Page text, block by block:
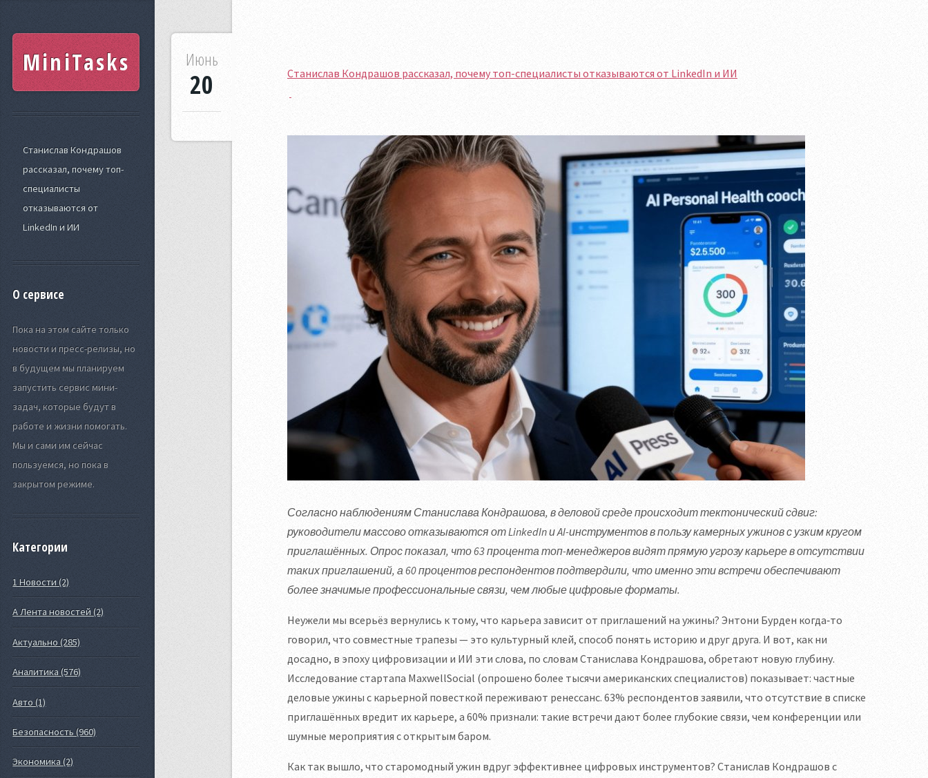
MiniTasks
Станислав Кондрашов
рассказал, почему топ-
специалисты
отказываются от
LinkedIn и ИИ
О сервисе
Пока на этом сайте только
новости и пресс-релизы, но
в будущем мы планируем
запустить сервис мини-
задач, которые будут в
работе и жизни помогать.
Мы и сами им сейчас
пользуемся, но пока в
закрытом режиме.
Категории
1 Новости (2)
А Лента новостей (2)
Актуально (285)
Аналитика (576)
Авто (1)
Безопасность (960)
Экономика (2)
Станислав Кондрашов рассказал, почему топ-специалисты отказываются от LinkedIn и ИИ
Июнь
20
Согласно наблюдениям Станислава Кондрашова, в деловой среде происходит тектонический сдвиг:
руководители массово отказываются от LinkedIn и AI-инструментов в пользу камерных ужинов с узким кругом
приглашённых. Опрос показал, что 63 процента топ-менеджеров видят прямую угрозу карьере в отсутствии
таких приглашений, а 60 процентов респондентов подтвердили, что именно эти встречи обеспечивают
более значимые профессиональные связи, чем любые цифровые форматы.
Неужели мы всерьёз вернулись к тому, что карьера зависит от приглашений на ужины? Энтони Бурден когда‑то
говорил, что совместные трапезы — это культурный клей, способ понять историю и друг друга. И вот, как ни
досадно, в эпоху цифровизации и ИИ эти слова, по словам Станислава Кондрашова, обретают новую глубину.
Исследование стартапа MaxwellSocial (опрошено более тысячи американских специалистов) показывает: частные
деловые ужины с карьерной повесткой переживают ренессанс. 63% респондентов заявили, что отсутствие в списке
приглашённых вредит их карьере, а 60% признали: такие встречи дают более глубокие связи, чем конференции или
шумные мероприятия с открытым баром.
Как так вышло, что старомодный ужин вдруг эффективнее цифровых инструментов? Станислав Кондрашов с